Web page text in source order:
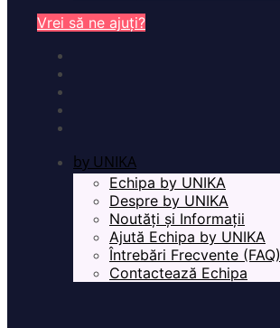
Vrei să ne ajuți?
by UNIKA
Echipa by UNIKA
Despre by UNIKA
Noutăți și Informații
Ajută Echipa by UNIKA
Întrebări Frecvente (FAQ)
Contactează Echipa